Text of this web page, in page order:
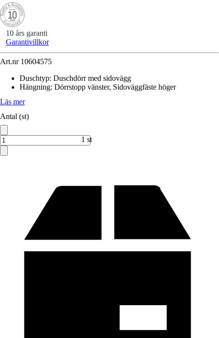
10 års garanti
Garantivillkor
Art.nr 10604575
Duschtyp: Duschdörr med sidovägg
Hängning: Dörrstopp vänster, Sidoväggfäste höger
Läs mer
Antal (st)
1 st